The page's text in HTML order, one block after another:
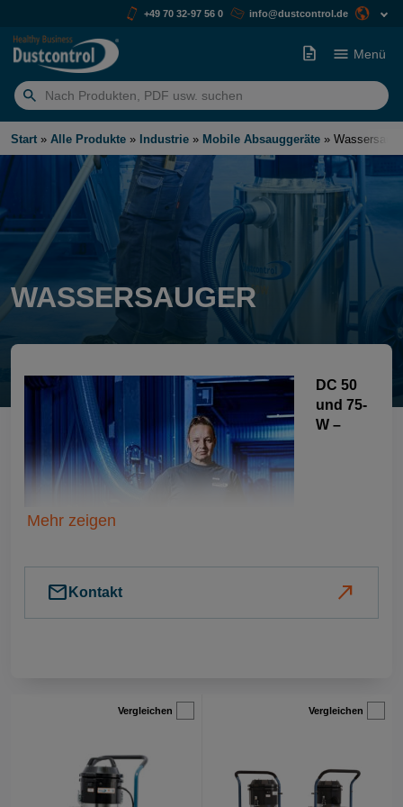
+49 70 32-97 56 0 info@dustcontrol.de
Suchen
nach:
Menü
Start » Alle Produkte » Industrie » Mobile Absauggeräte »
WASSERSAUGER
DC 50
und 75-
W –
Mehr zeigen
mail Kontakt north_east
Vergleichen Vergleichen